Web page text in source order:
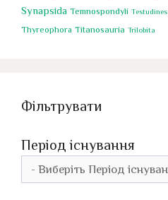
Synapsida Temnospondyli Testudines
Thyreophora Titanosauria Trilobita
Фільтрувати
Період існування